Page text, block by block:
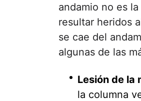
andamio no es
resultar heridos
se cae del
algunas de las
Lesión de la
la columna